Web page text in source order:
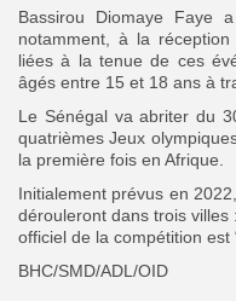
Bassirou Diomaye Faye
notamment, à la
liées à la tenue de ces
âgés entre 15 et 18 ans à
Le Sénégal va abriter du
quatrièmes Jeux
la première fois en Afrique.
Initialement prévus en
dérouleront dans trois villes
officiel de la compétition est
BHC/SMD/ADL/OID